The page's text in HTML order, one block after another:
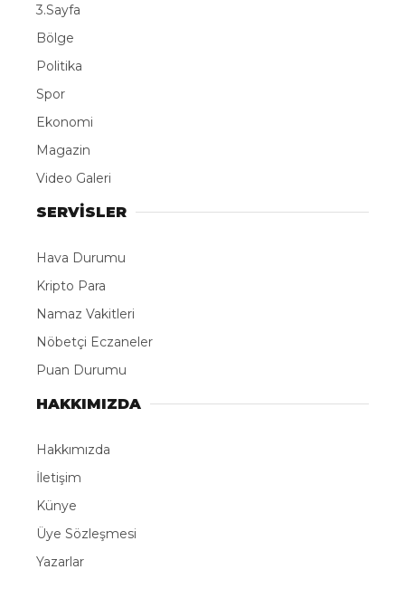
3.Sayfa
Bölge
Politika
Spor
Ekonomi
Magazin
Video Galeri
SERVİSLER
Hava Durumu
Kripto Para
Namaz Vakitleri
Nöbetçi Eczaneler
Puan Durumu
HAKKIMIZDA
Hakkımızda
İletişim
Künye
Üye Sözleşmesi
Yazarlar